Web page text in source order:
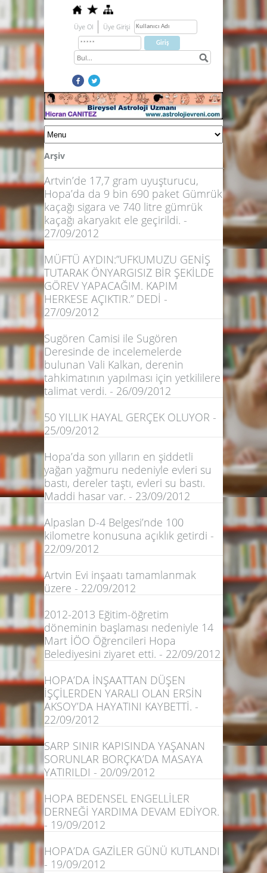
Üye Ol Üye Girişi
Arşiv
Artvin’de 17,7 gram uyuşturucu,
Hopa’da da 9 bin 690 paket Gümrük
kaçağı sigara ve 740 litre gümrük
kaçağı akaryakıt ele geçirildi. -
27/09/2012
MÜFTÜ AYDIN:”UFKUMUZU GENİŞ
TUTARAK ÖNYARGISIZ BİR ŞEKİLDE
GÖREV YAPACAĞIM. KAPIM
HERKESE AÇIKTIR.” DEDİ -
27/09/2012
Sugören Camisi ile Sugören
Deresinde de incelemelerde
bulunan Vali Kalkan, derenin
tahkimatının yapılması için yetkililere
talimat verdi. - 26/09/2012
50 YILLIK HAYAL GERÇEK OLUYOR -
25/09/2012
Hopa’da son yılların en şiddetli
yağan yağmuru nedeniyle evleri su
bastı, dereler taştı, evleri su bastı.
Maddi hasar var. - 23/09/2012
Alpaslan D-4 Belgesi’nde 100
kilometre konusuna açıklık getirdi -
22/09/2012
Artvin Evi inşaatı tamamlanmak
üzere - 22/09/2012
2012-2013 Eğitim-öğretim
döneminin başlaması nedeniyle 14
Mart İÖO Öğrencileri Hopa
Belediyesini ziyaret etti. - 22/09/2012
HOPA’DA İNŞAATTAN DÜŞEN
İŞÇİLERDEN YARALI OLAN ERSİN
AKSOY’DA HAYATINI KAYBETTİ. -
22/09/2012
SARP SINIR KAPISINDA YAŞANAN
SORUNLAR BORÇKA’DA MASAYA
YATIRILDI - 20/09/2012
HOPA BEDENSEL ENGELLİLER
DERNEĞİ YARDIMA DEVAM EDİYOR.
- 19/09/2012
HOPA’DA GAZİLER GÜNÜ KUTLANDI
- 19/09/2012